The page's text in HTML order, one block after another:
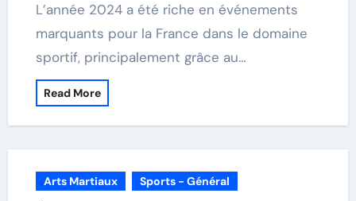
L’année 2024 a été riche en événements
marquants pour la France dans le domaine
sportif, principalement grâce au…
Read More
Arts Martiaux Sports - Général